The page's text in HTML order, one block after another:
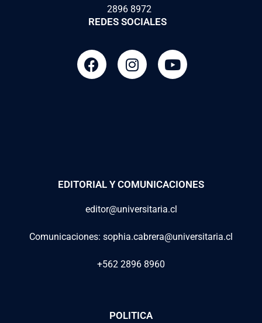
2896 8972
REDES SOCIALES
EDITORIAL Y COMUNICACIONES
editor@universitaria.cl
Comunicaciones: sophia.cabrera@universitaria.cl
+562 2896 8960
POLITICA